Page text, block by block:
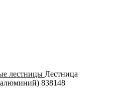
лестницы Лестница
838148